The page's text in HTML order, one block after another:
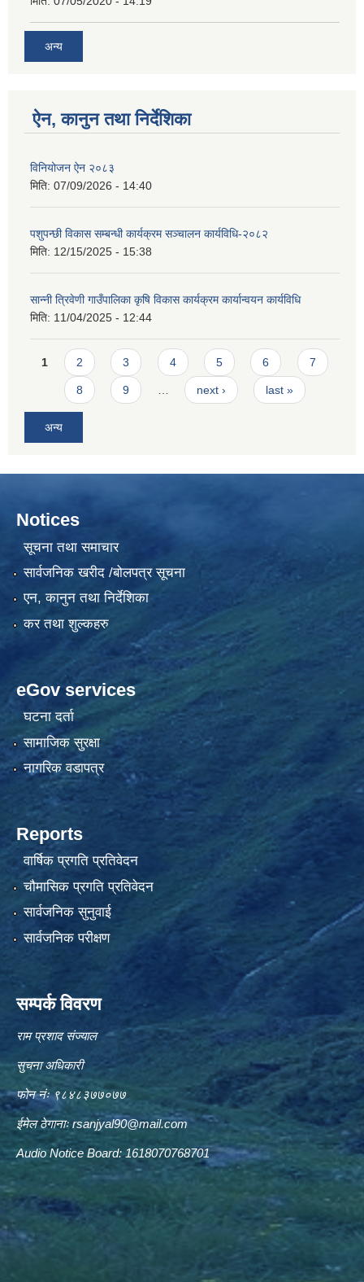
अन्य
ऐन, कानुन तथा निर्देशिका
विनियोजन ऐन २०८३
मिति: 07/09/2026 - 14:40
पशुपन्छी विकास सम्बन्धी कार्यक्रम सञ्चालन कार्यविधि-२०८२
मिति: 12/15/2025 - 15:38
सान्नी त्रिवेणी गाउँपालिका कृषि विकास कार्यक्रम कार्यान्वयन कार्यविधि
मिति: 11/04/2025 - 12:44
Pages
1 2 3 4 5 6 7
8 9 next › last »
अन्य
Notices
सूचना तथा समाचार
सार्वजनिक खरीद /बोलपत्र सूचना
एन, कानुन तथा निर्देशिका
कर तथा शुल्कहरु
eGov services
घटना दर्ता
सामाजिक सुरक्षा
नागरिक वडापत्र
Reports
वार्षिक प्रगति प्रतिवेदन
चौमासिक प्रगति प्रतिवेदन
सार्वजनिक सुनुवाई
सार्वजनिक परीक्षण
सम्पर्क विवरण
राम प्रशाद संज्याल
सुचना अधिकारी
फोन नंः ९८४८३७७०७७
ईमेल ठेगानाःrsanjyal90@mail.com
Audio Notice Board: 1618070768701